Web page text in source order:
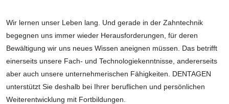
Wir lernen unser Leben lang. Und gerade in der Zahntechnik
begegnen uns immer wieder Herausforderungen, für deren
Bewältigung wir uns neues Wissen aneignen müssen. Das betrifft
einerseits unsere Fach- und Technologiekenntnisse, andererseits
aber auch unsere unternehmerischen Fähigkeiten. DENTAGEN
unterstützt Sie deshalb bei Ihrer beruflichen und persönlichen
Weiterentwicklung mit Fortbildungen.